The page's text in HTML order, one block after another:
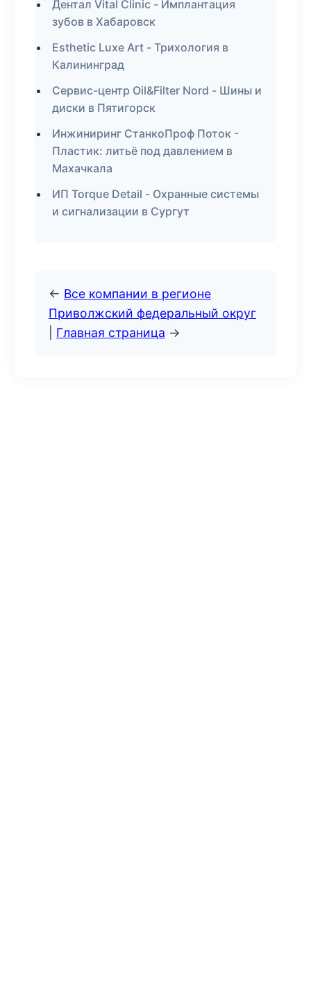
Дентал Vital Clinic - Имплантация
зубов в Хабаровск
Esthetic Luxe Art - Трихология в
Калининград
Сервис-центр Oil&Filter Nord - Шины и
диски в Пятигорск
Инжиниринг СтанкоПроф Поток -
Пластик: литьё под давлением в
Махачкала
ИП Torque Detail - Охранные системы
и сигнализации в Сургут
← Все компании в регионе
Приволжский федеральный округ
Главная страница →